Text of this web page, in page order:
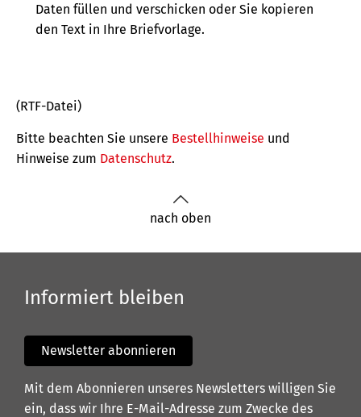
Daten füllen und verschicken oder Sie kopieren
den Text in Ihre Briefvorlage.
(RTF-Datei)
Bitte beachten Sie unsere Bestellhinweise und
Hinweise zum Datenschutz.
nach oben
Informiert bleiben
Newsletter abonnieren
Mit dem Abonnieren unseres Newsletters willigen Sie
ein, dass wir Ihre E-Mail-Adresse zum Zwecke des